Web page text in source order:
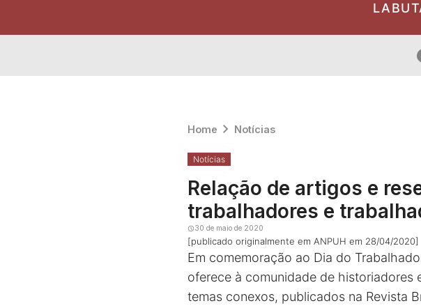
Home Notícias
Notícias
Relação de artigos e
trabalhadores e
30 de maio de 2020
[publicado originalmente em ANPUH em 28/04/2020]
Em comemoração ao Dia do
oferece à comunidade de
temas conexos, publicados na Revista